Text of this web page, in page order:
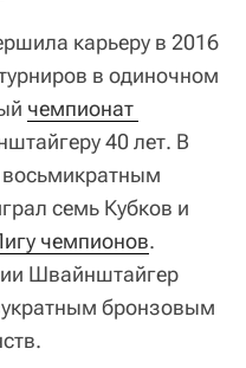
карьеру в 2016
в одиночном
чемпионат
40 лет. В
восьмикратным
семь Кубков и
чемпионов.
Швайнштайгер
бронзовым